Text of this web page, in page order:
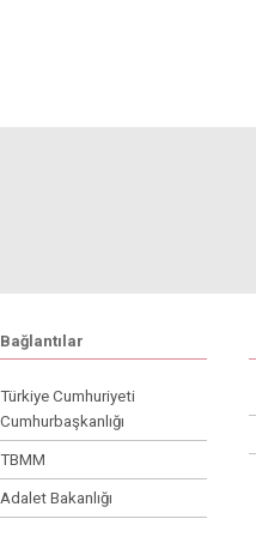
Bağlantılar
Türkiye Cumhuriyeti
Cumhurbaşkanlığı
TBMM
Adalet Bakanlığı